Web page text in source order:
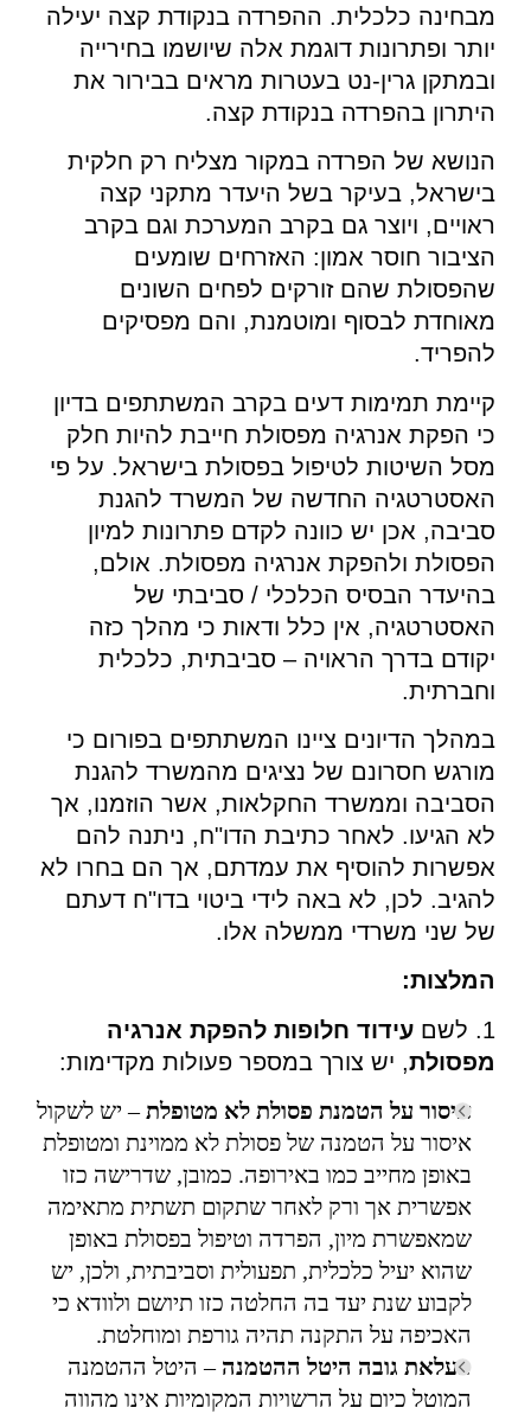
מבחינה כלכלית. ההפרדה בנקודת קצה יעילה
יותר ופתרונות דוגמת אלה שיושמו בחירייה
ובמתקן גרין-נט בעטרות מראים בבירור את
היתרון בהפרדה בנקודת קצה.
הנושא של הפרדה במקור מצליח רק חלקית
בישראל, בעיקר בשל היעדר מתקני קצה
ראויים, ויוצר גם בקרב המערכת וגם בקרב
הציבור חוסר אמון: האזרחים שומעים
שהפסולת שהם זורקים לפחים השונים
מאוחדת לבסוף ומוטמנת, והם מפסיקים
להפריד.
קיימת תמימות דעים בקרב המשתתפים בדיון
כי הפקת אנרגיה מפסולת חייבת להיות חלק
מסל השיטות לטיפול בפסולת בישראל. על פי
האסטרטגיה החדשה של המשרד להגנת
סביבה, אכן יש כוונה לקדם פתרונות למיון
הפסולת ולהפקת אנרגיה מפסולת. אולם,
בהיעדר הבסיס הכלכלי / סביבתי של
האסטרטגיה, אין כלל ודאות כי מהלך כזה
יקודם בדרך הראויה – סביבתית, כלכלית
וחברתית.
במהלך הדיונים ציינו המשתתפים בפורום כי
מורגש חסרונם של נציגים מהמשרד להגנת
הסביבה וממשרד החקלאות, אשר הוזמנו, אך
לא הגיעו. לאחר כתיבת הדו"ח, ניתנה להם
אפשרות להוסיף את עמדתם, אך הם בחרו לא
להגיב. לכן, לא באה לידי ביטוי בדו"ח דעתם
של שני משרדי ממשלה אלו.
המלצות:
1. לשם
עידוד חלופות להפקת אנרגיה
מפסולת, יש צורך במספר פעולות מקדימות:
איסור על הטמנת פסולת לא מטופלת– יש לשקול
איסור על הטמנה של פסולת לא ממוינת ומטופלת
באופן מחייב כמו באירופה. כמובן, שדרישה כזו
אפשרית אך ורק לאחר שתקום תשתית מתאימה
שמאפשרת מיון, הפרדה וטיפול בפסולת באופן
שהוא יעיל כלכלית, תפעולית וסביבתית, ולכן, יש
לקבוע שנת יעד בה החלטה כזו תיושם ולוודא כי
האכיפה על התקנה תהיה גורפת ומוחלטת.
העלאת גובה היטל ההטמנה – היטל ההטמנה
המוטל כיום על הרשויות המקומיות אינו מהווה